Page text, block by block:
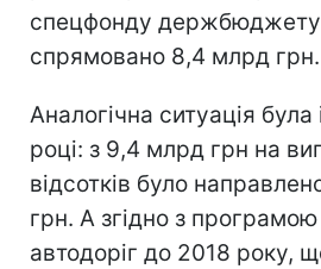
спецфонду
спрямовано 8,4 млрд грн.
Аналогічна ситуація
році: з 9,4 млрд грн на
відсотків було
грн. А згідно з
автодоріг до 2018 року,